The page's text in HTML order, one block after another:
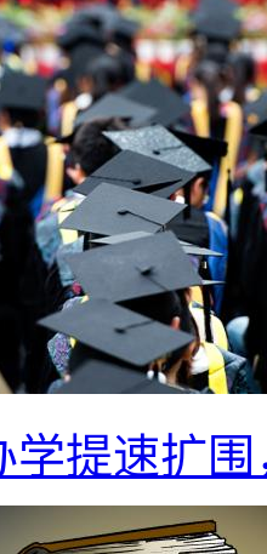
学提速扩